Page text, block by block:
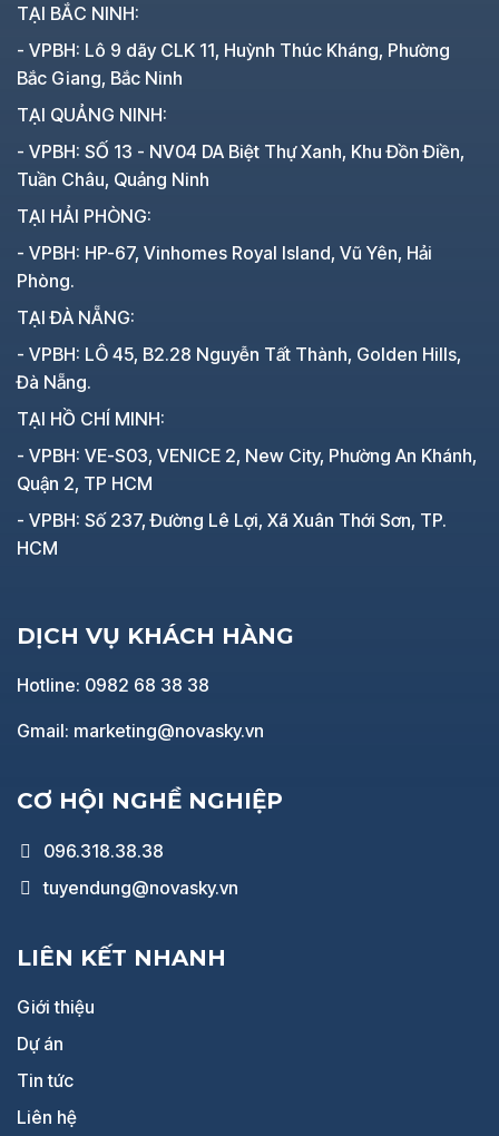
TẠI BẮC NINH:
- VPBH: Lô 9 dãy CLK 11, Huỳnh Thúc Kháng, Phường
Bắc Giang, Bắc Ninh
TẠI QUẢNG NINH:
- VPBH: SỐ 13 - NV04 DA Biệt Thự Xanh, Khu Đồn Điền,
Tuần Châu, Quảng Ninh
TẠI HẢI PHÒNG:
- VPBH: HP-67, Vinhomes Royal Island, Vũ Yên, Hải
Phòng.
TẠI ĐÀ NẴNG:
- VPBH: LÔ 45, B2.28 Nguyễn Tất Thành, Golden Hills,
Đà Nẵng.
TẠI HỒ CHÍ MINH:
- VPBH: VE-S03, VENICE 2, New City, Phường An Khánh,
Quận 2, TP HCM
- VPBH: Số 237, Đường Lê Lợi, Xã Xuân Thới Sơn, TP.
HCM
DỊCH VỤ KHÁCH HÀNG
Hotline: 0982 68 38 38
Gmail: marketing@novasky.vn
CƠ HỘI NGHỀ NGHIỆP
096.318.38.38
tuyendung@novasky.vn
LIÊN KẾT NHANH
Giới thiệu
Dự án
Tin tức
Liên hệ